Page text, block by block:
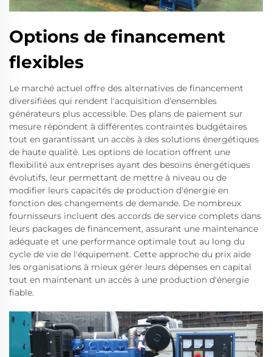
Options de financement
flexibles
Le marché actuel offre des alternatives de financement
diversifiées qui rendent l'acquisition d'ensembles
générateurs plus accessible. Des plans de paiement sur
mesure répondent à différentes contraintes budgétaires
tout en garantissant un accès à des solutions énergétiques
de haute qualité. Les options de location offrent une
flexibilité aux entreprises ayant des besoins énergétiques
évolutifs, leur permettant de mettre à niveau ou de
modifier leurs capacités de production d'énergie en
fonction des changements de demande. De nombreux
fournisseurs incluent des accords de service complets dans
leurs packages de financement, assurant une maintenance
adéquate et une performance optimale tout au long du
cycle de vie de l'équipement. Cette approche du prix aide
les organisations à mieux gérer leurs dépenses en capital
tout en maintenant un accès à une production d'énergie
fiable.